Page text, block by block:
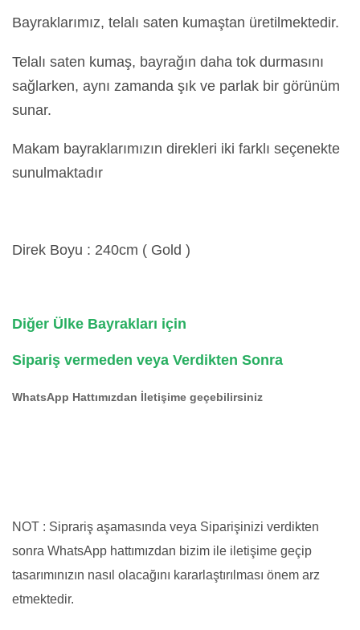
Bayraklarımız, telalı saten kumaştan üretilmektedir.
Telalı saten kumaş, bayrağın daha tok durmasını
sağlarken, aynı zamanda şık ve parlak bir görünüm
sunar.
Makam bayraklarımızın direkleri iki farklı seçenekte
sunulmaktadır
Direk Boyu : 240cm ( Gold )
Diğer Ülke Bayrakları için
Sipariş vermeden veya Verdikten Sonra
WhatsApp Hattımızdan İletişime geçebilirsiniz
NOT : Siprariş aşamasında veya Siparişinizi verdikten
sonra WhatsApp hattımızdan bizim ile iletişime geçip
tasarımınızın nasıl olacağını kararlaştırılması önem arz
etmektedir.